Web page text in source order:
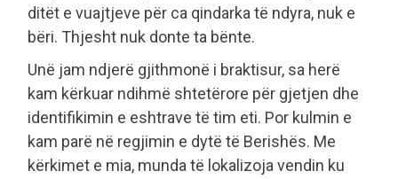
ditët e vuajtjeve për ca qindarka të ndyra, nuk e
bëri. Thjesht nuk donte ta bënte.
Unë jam ndjerë gjithmonë i braktisur, sa herë
kam kërkuar ndihmë shtetërore për gjetjen dhe
identifikimin e eshtrave të tim eti. Por kulmin e
kam parë në regjimin e dytë të Berishës. Me
kërkimet e mia, munda të lokalizoja vendin ku